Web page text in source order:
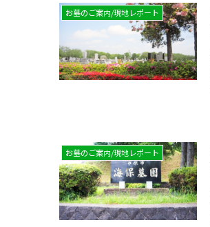
お墓のご案内/現地レポート
お墓のご案内/現地レポート